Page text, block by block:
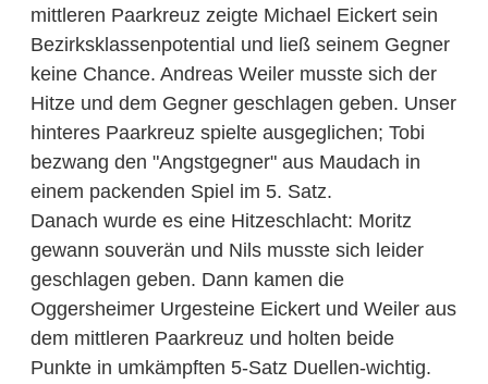
mittleren Paarkreuz zeigte Michael Eickert sein
Bezirksklassenpotential und ließ seinem Gegner
keine Chance. Andreas Weiler musste sich der
Hitze und dem Gegner geschlagen geben. Unser
hinteres Paarkreuz spielte ausgeglichen; Tobi
bezwang den "Angstgegner" aus Maudach in
einem packenden Spiel im 5. Satz.
Danach wurde es eine Hitzeschlacht: Moritz
gewann souverän und Nils musste sich leider
geschlagen geben. Dann kamen die
Oggersheimer Urgesteine Eickert und Weiler aus
dem mittleren Paarkreuz und holten beide
Punkte in umkämpften 5-Satz Duellen-wichtig.